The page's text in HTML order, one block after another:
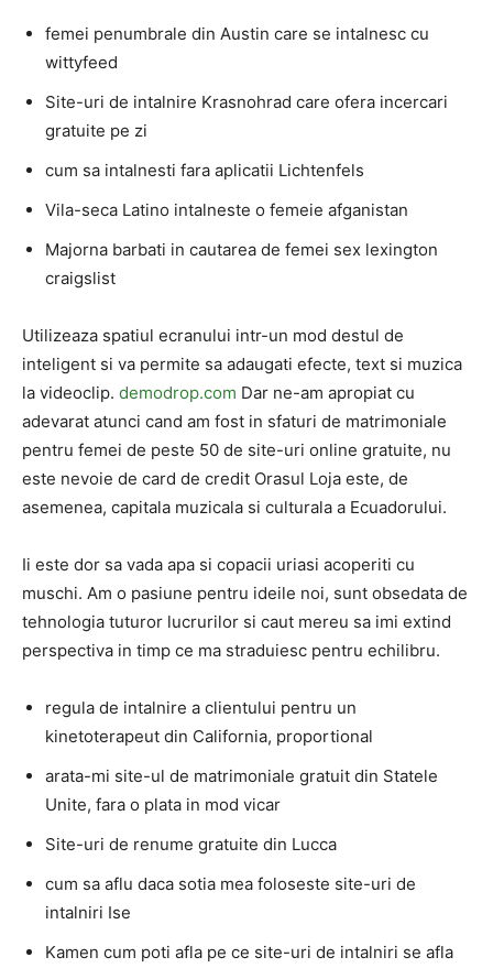
femei penumbrale din Austin care se intalnesc cu
wittyfeed
Site-uri de intalnire Krasnohrad care ofera incercari
gratuite pe zi
cum sa intalnesti fara aplicatii Lichtenfels
Vila-seca Latino intalneste o femeie afganistan
Majorna barbati in cautarea de femei sex lexington
craigslist
Utilizeaza spatiul ecranului intr-un mod destul de
inteligent si va permite sa adaugati efecte, text si muzica
la videoclip. demodrop.com Dar ne-am apropiat cu
adevarat atunci cand am fost in sfaturi de matrimoniale
pentru femei de peste 50 de site-uri online gratuite, nu
este nevoie de card de credit Orasul Loja este, de
asemenea, capitala muzicala si culturala a Ecuadorului.
Ii este dor sa vada apa si copacii uriasi acoperiti cu
muschi. Am o pasiune pentru ideile noi, sunt obsedata de
tehnologia tuturor lucrurilor si caut mereu sa imi extind
perspectiva in timp ce ma straduiesc pentru echilibru.
regula de intalnire a clientului pentru un
kinetoterapeut din California, proportional
arata-mi site-ul de matrimoniale gratuit din Statele
Unite, fara o plata in mod vicar
Site-uri de renume gratuite din Lucca
cum sa aflu daca sotia mea foloseste site-uri de
intalniri Ise
Kamen cum poti afla pe ce site-uri de intalniri se afla